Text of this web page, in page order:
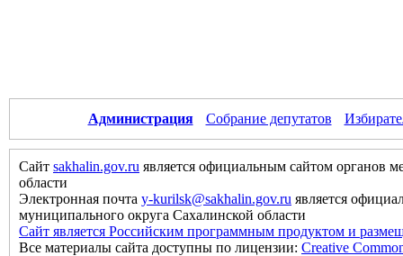
Администрация Собрание депутатов
Сайт sakhalin.gov.ru является официальным сайтом органов
области
Электронная почта y-kurilsk@sakhalin.gov.ru является
муниципального округа Сахалинской области
Сайт является Российским программным продуктом и
Все материалы сайта доступны по лицензии: Creative